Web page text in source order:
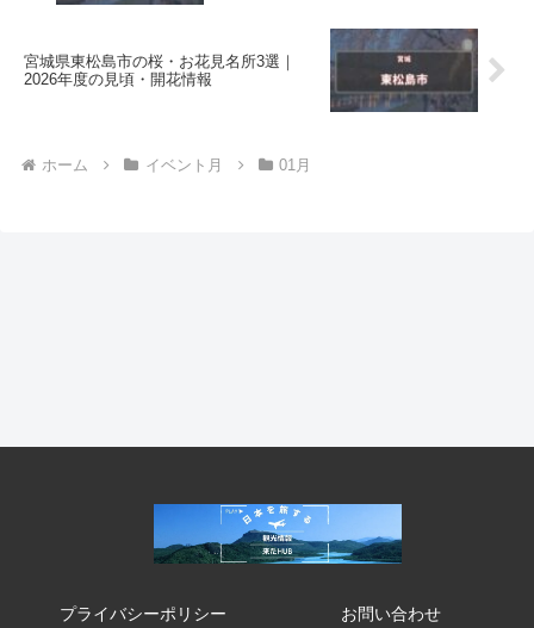
宮城県東松島市の桜・お花見名所3選｜
2026年度の見頃・開花情報
ホーム イベント月 01月
プライバシーポリシー お問い合わせ